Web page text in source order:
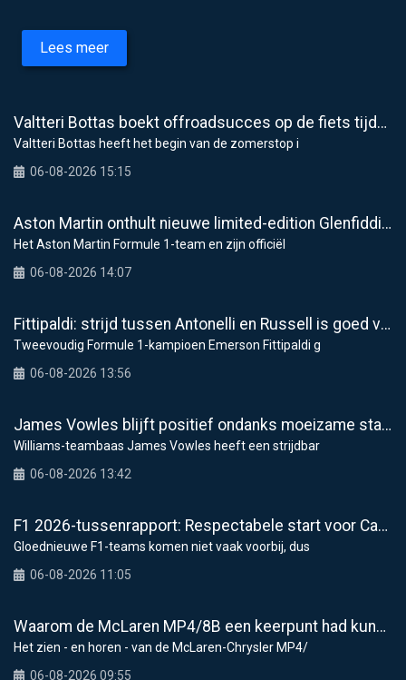
Lees meer
Valtteri Bottas boekt offroadsucces op de fiets tijdens F1-zomerstop
Valtteri Bottas heeft het begin van de zomerstop i
06-08-2026 15:15
Aston Martin onthult nieuwe limited-edition Glenfiddich-whisky
Het Aston Martin Formule 1-team en zijn officiël
06-08-2026 14:07
Fittipaldi: strijd tussen Antonelli en Russell is goed voor F1
Tweevoudig Formule 1-kampioen Emerson Fittipaldi g
06-08-2026 13:56
James Vowles blijft positief ondanks moeizame start Williams 2026
Williams-teambaas James Vowles heeft een strijdbar
06-08-2026 13:42
F1 2026-tussenrapport: Respectabele start voor Cadillac
Gloednieuwe F1-teams komen niet vaak voorbij, dus
06-08-2026 11:05
Waarom de McLaren MP4/8B een keerpunt had kunnen zijn voor de F1
Het zien - en horen - van de McLaren-Chrysler MP4/
06-08-2026 09:55